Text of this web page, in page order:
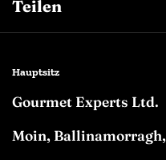
Teilen
Hauptsitz
Gourmet Experts Ltd.
Moin, Ballinamorragh,